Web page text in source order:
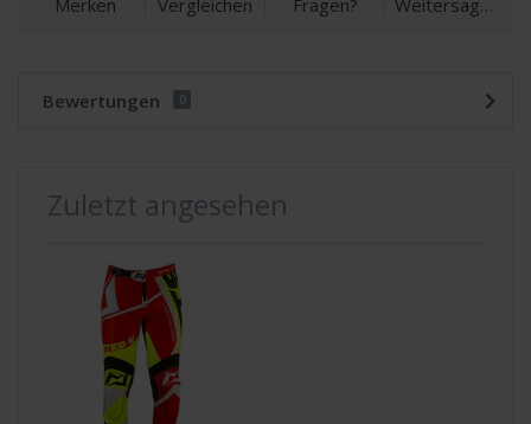
Bewertungen 0
Zuletzt angesehen